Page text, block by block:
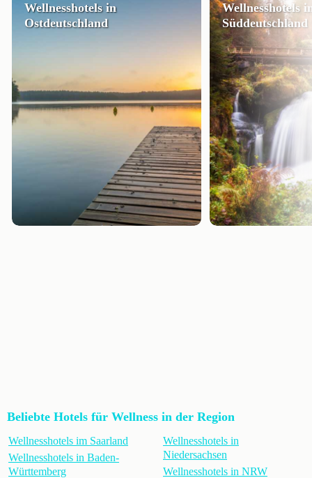
Wellnesshotels in
Ostdeutschland
Wellnesshotels
Süddeutschland
Beliebte Hotels für Wellness in der Region
Wellnesshotels im Saarland
Wellnesshotels in Baden-
Württemberg
Wellnesshotels in
Niedersachsen
Wellnesshotels in NRW